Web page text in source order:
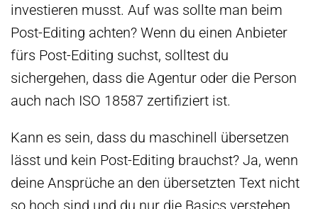
investieren musst. Auf was sollte man beim
Post-Editing achten? Wenn du einen Anbieter
fürs Post-Editing suchst, solltest du
sichergehen, dass die Agentur oder die Person
auch nach ISO 18587 zertifiziert ist.
Kann es sein, dass du maschinell übersetzen
lässt und kein Post-Editing brauchst? Ja, wenn
deine Ansprüche an den übersetzten Text nicht
so hoch sind und du nur die Basics verstehen